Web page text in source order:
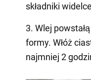
składniki
3. Wlej
formy. Włóż
najmniej 2